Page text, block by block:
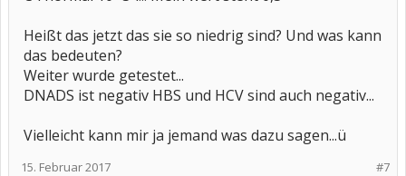
Heißt das jetzt das sie so niedrig sind? Und was kann
das bedeuten?
Weiter wurde getestet...
DNADS ist negativ HBS und HCV sind auch negativ...
Vielleicht kann mir ja jemand was dazu sagen...ü
#7
15. Februar 2017